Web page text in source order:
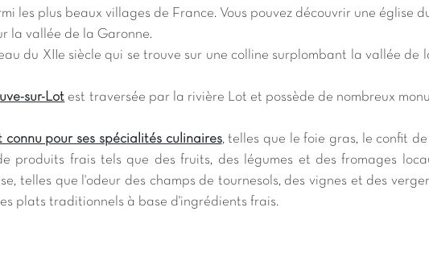
les plus beaux villages de France. Vous pouvez découvrir une église
la vallée de la Garonne.
du XIIe siècle qui se trouve sur une colline surplombant la vallée
sur-Lot est traversée par la rivière Lot et possède de nombreux
pour ses spécialités culinaires, telles que le foie gras, le confit
produits frais tels que des fruits, des légumes et des fromages
telles que l'odeur des champs de tournesols, des vignes et des
plats traditionnels à base d'ingrédients frais.